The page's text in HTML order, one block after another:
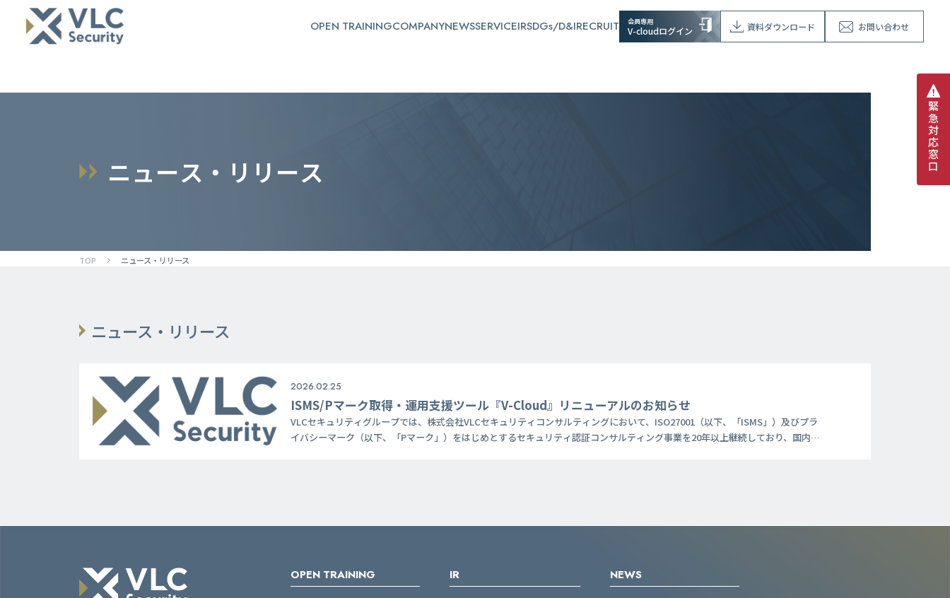
OPEN TRAININGCOMPANYNEWSSERVICEIRSDGs/D&IRECRUIT 会員専用
V-cloudログイン 資料ダウンロード お問い合わせ
緊
急
対
応
窓
口
ニュース ・ リ リ ース
TOP ニュース・リリース
ニュース・リリース
2026.02.25
ISMS/Pマーク取得・運用支援ツール『V-Cloud』リニューアルのお知らせ
VLCセキュリティグループでは、株式会社VLCセキュリティコンサルティングにおいて、ISO27001（以下、「ISMS」）及びプラ
イバシーマーク（以下、「Pマーク」）をはじめとするセキュリティ認証コンサルティング事業を20年以上継続しており、国内
OPEN TRAINING IR NEWS